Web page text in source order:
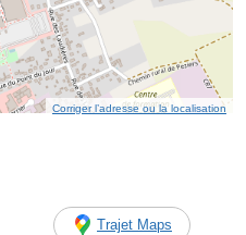
Corriger l’adresse ou la localisation
Trajet Maps